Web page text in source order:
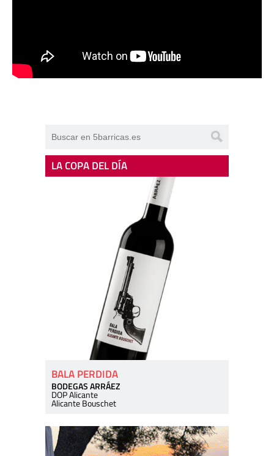
LA COPA DEL DÍA
BALA PERDIDA
BODEGAS ARRÁEZ
DOP Alicante
Alicante Bouschet